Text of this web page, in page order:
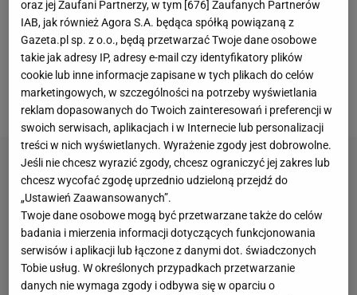
kolejne trzy punkty dla Lechii, a sędzia nagle
anulował trafienie, odgwizdując spalonego po
analizie VAR.To jednak nie koniec! Sędzia nie
wznowił gry, by po kolejnych kilku minutach... uznać
bramkę po nadal trwającej analizie VAR.
oraz jej Zaufani Partnerzy, w tym [676] Zaufanych Partnerów
IAB, jak również Agora S.A. będąca spółką powiązaną z
Gazeta.pl sp. z o.o., będą przetwarzać Twoje dane osobowe
takie jak adresy IP, adresy e-mail czy identyfikatory plików
cookie lub inne informacje zapisane w tych plikach do celów
marketingowych, w szczególności na potrzeby wyświetlania
reklam dopasowanych do Twoich zainteresowań i preferencji w
swoich serwisach, aplikacjach i w Internecie lub personalizacji
treści w nich wyświetlanych. Wyrażenie zgody jest dobrowolne.
Jeśli nie chcesz wyrazić zgody, chcesz ograniczyć jej zakres lub
chcesz wycofać zgodę uprzednio udzieloną przejdź do
„Ustawień Zaawansowanych”.
Twoje dane osobowe mogą być przetwarzane także do celów
badania i mierzenia informacji dotyczących funkcjonowania
serwisów i aplikacji lub łączone z danymi dot. świadczonych
Tobie usług. W określonych przypadkach przetwarzanie
danych nie wymaga zgody i odbywa się w oparciu o